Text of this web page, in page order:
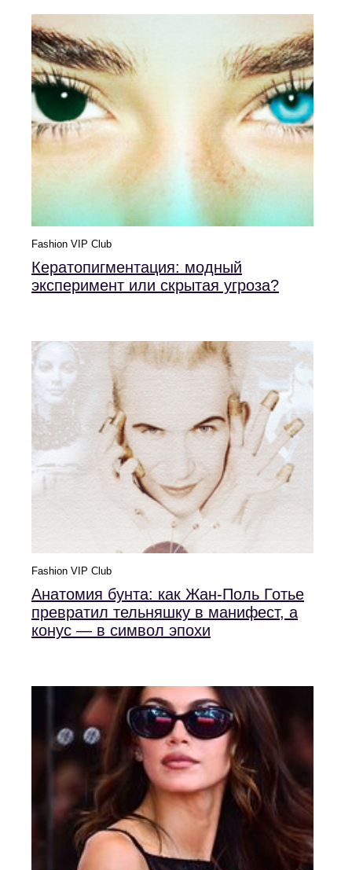
Fashion VIP Club
Кератопигментация: модный
эксперимент или скрытая угроза?
Fashion VIP Club
Анатомия бунта: как Жан-Поль Готье
превратил тельняшку в манифест, а
конус — в символ эпохи